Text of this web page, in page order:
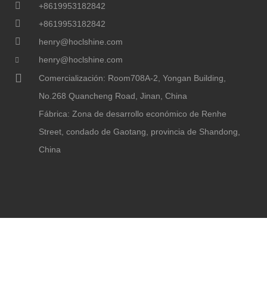
+8619953182842
+8619953182842
henry@hoclshine.com
henry@hoclshine.com
Comercialización: Room708A-2, Yongan Building,
No.268 Quancheng Road, Jinan, China
Fábrica: Zona de desarrollo económico de Renhe
Street, condado de Gaotang, provincia de Shandong,
China